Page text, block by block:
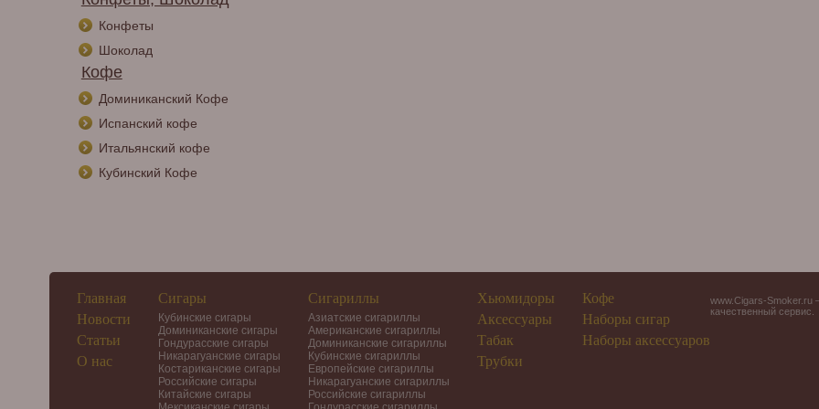
Конфеты
Шоколад
Кофе
Доминиканский Кофе
Испанский кофе
Итальянский кофе
Кубинский Кофе
Главная
Новости
Статьи
О нас
Сигары
Кубинские сигары
Доминиканские сигары
Гондурасские сигары
Никарагуанские сигары
Костариканские сигары
Российские сигары
Китайские сигары
Сигариллы
Азиатские сигариллы
Американские сигариллы
Доминиканские сигариллы
Кубинские сигариллы
Европейские сигариллы
Никарагуанские сигариллы
Российские сигариллы
Хьюмидоры
Аксессуары
Табак
Трубки
Кофе
Наборы сигар
Наборы аксессуаров
www.Cigars-Smoker.ru
качественный сервис.